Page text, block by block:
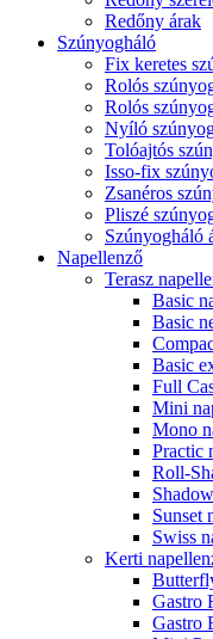
Redőny árak
Szúnyogháló
Fix keretes
Rolós
Rolós
Nyíló
Tolóajtós
Isso-fix
Zsanéros
Pliszé
Szúnyogháló
Napellenző
Terasz
Basic
Basic
Basic
Full
Mini
Mono
Practic
Roll-
Sunset
Swiss
Kerti
Gastro
Gastro